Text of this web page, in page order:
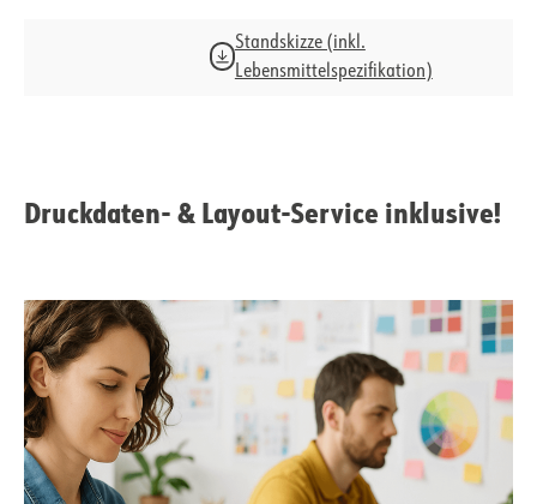
Standskizze (inkl.
Lebensmittelspezifikation)
Druckdaten- & Layout-Service inklusive!